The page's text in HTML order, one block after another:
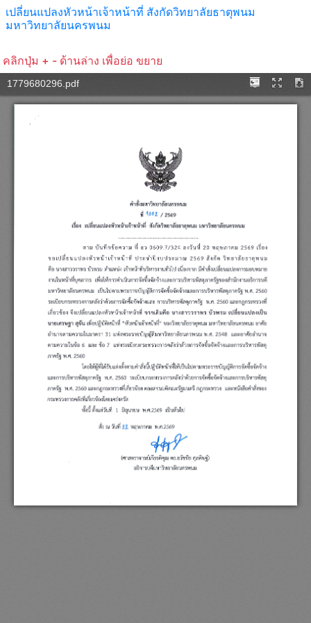
เปลี่ยนแปลงหัวหน้าเจ้าหน้าที่ สังกัดวิทยาลัยธาตุพนม
มหาวิทยาลัยนครพนม
คลิกปุ่ม + - ด้านล่าง เพื่อย่อ ขยาย